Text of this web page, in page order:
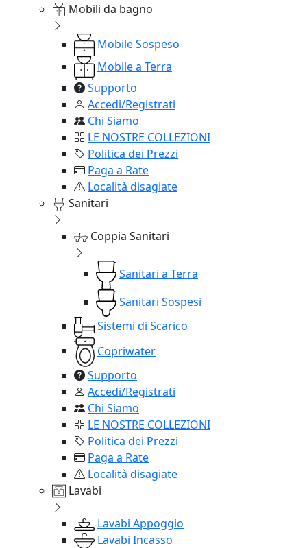
Mobili da bagno
Mobile Sospeso
Mobile a Terra
Supporto
Accedi/Registrati
Chi Siamo
LE NOSTRE COLLEZIONI
Politica dei Prezzi
Paga a Rate
Località disagiate
Sanitari
Coppia Sanitari
Sanitari a Terra
Sanitari Sospesi
Sistemi di Scarico
Copriwater
Supporto
Accedi/Registrati
Chi Siamo
LE NOSTRE COLLEZIONI
Politica dei Prezzi
Paga a Rate
Località disagiate
Lavabi
Lavabi Appoggio
Lavabi Incasso